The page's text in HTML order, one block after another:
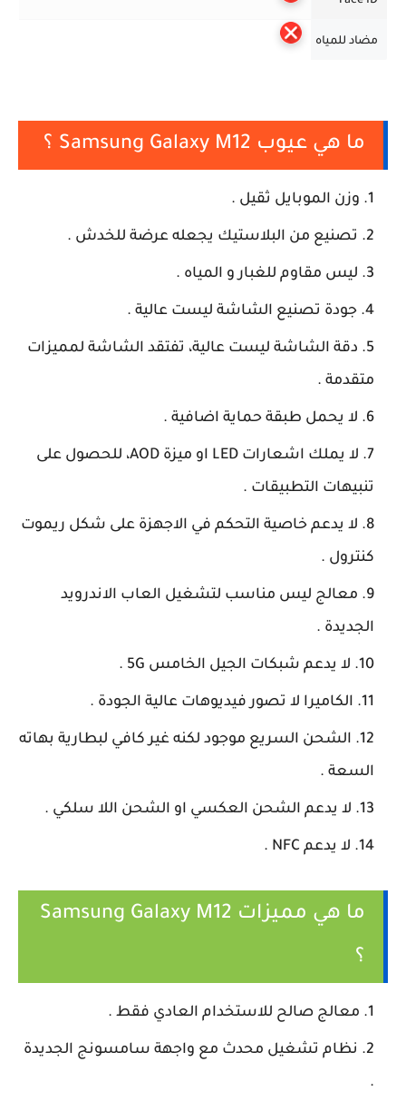
مضاد للمياه
ما هي عيوب Samsung Galaxy M12 ؟
وزن الموبايل ثقيل .
تصنيع من البلاستيك يجعله عرضة للخدش .
ليس مقاوم للغبار و المياه .
جودة تصنيع الشاشة ليست عالية .
دقة الشاشة ليست عالية، تفتقد الشاشة لمميزات
متقدمة .
لا يحمل طبقة حماية اضافية .
لا يملك اشعارات LED او ميزة AOD، للحصول على
تنبيهات التطبيقات .
لا يدعم خاصية التحكم في الاجهزة على شكل ريموت
كنترول .
معالج ليس مناسب لتشغيل العاب الاندرويد
الجديدة .
لا يدعم شبكات الجيل الخامس 5G .
الكاميرا لا تصور فيديوهات عالية الجودة .
الشحن السريع موجود لكنه غير كافي لبطارية بهاته
السعة .
لا يدعم الشحن العكسي او الشحن اللا سلكي .
لا يدعم NFC .
ما هي مميزات Samsung Galaxy M12
؟
معالج صالح للاستخدام العادي فقط .
نظام تشغيل محدث مع واجهة سامسونج الجديدة
.